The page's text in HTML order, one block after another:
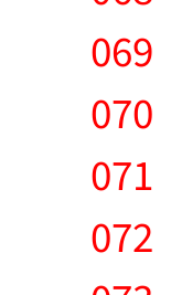
069
070
071
072